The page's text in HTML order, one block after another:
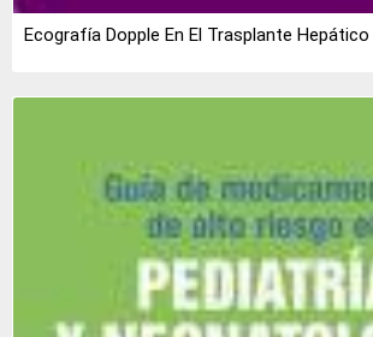
Ecografía Dopple En El Trasplante Hepático